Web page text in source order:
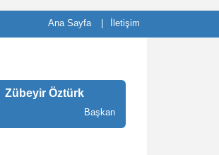
Ana Sayfa İletişim
Zübeyir Öztürk
Başkan